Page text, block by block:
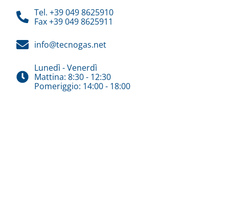
Tel. +39 049 8625910
Fax +39 049 8625911
info@tecnogas.net
Lunedì - Venerdì
Mattina: 8:30 - 12:30
Pomeriggio: 14:00 - 18:00